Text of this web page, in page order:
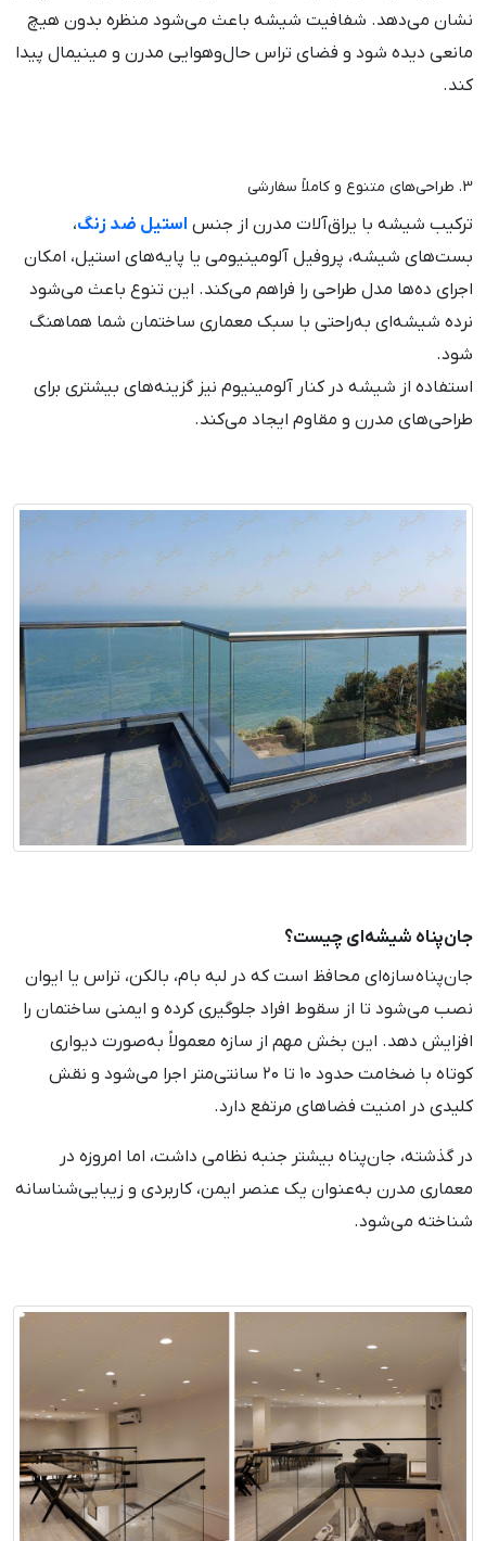
نشان می‌دهد. شفافیت شیشه باعث می‌شود منظره بدون هیچ
مانعی دیده شود و فضای تراس حال‌وهوایی مدرن و مینیمال پیدا
کند.
3. طراحی‌های متنوع و کاملاً سفارشی
ترکیب شیشه با یراق‌آلات مدرن از جنس استیل ضد زنگ،
بست‌های شیشه، پروفیل آلومینیومی یا پایه‌های استیل، امکان
اجرای ده‌ها مدل طراحی را فراهم می‌کند. این تنوع باعث می‌شود
نرده شیشه‌ای به‌راحتی با سبک معماری ساختمان شما هماهنگ
شود.
استفاده از شیشه در کنار آلومینیوم نیز گزینه‌های بیشتری برای
طراحی‌های مدرن و مقاوم ایجاد می‌کند.
جان‌پناه شیشه‌ای چیست؟
جان‌پناه سازه‌ای محافظ است که در لبه بام، بالکن، تراس یا ایوان
نصب می‌شود تا از سقوط افراد جلوگیری کرده و ایمنی ساختمان را
افزایش دهد. این بخش مهم از سازه معمولاً به‌صورت دیواری
کوتاه با ضخامت حدود ۱۰ تا ۲۰ سانتی‌متر اجرا می‌شود و نقش
کلیدی در امنیت فضاهای مرتفع دارد.
در گذشته، جان‌پناه بیشتر جنبه نظامی داشت، اما امروزه در
معماری مدرن به‌عنوان یک عنصر ایمن، کاربردی و زیبایی‌شناسانه
شناخته می‌شود.